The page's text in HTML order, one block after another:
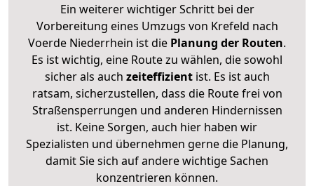
Ein weiterer wichtiger Schritt bei der
Vorbereitung eines Umzugs von Krefeld nach
Voerde Niederrhein ist die Planung der Routen.
Es ist wichtig, eine Route zu wählen, die sowohl
sicher als auch zeiteffizientist. Es ist auch
ratsam, sicherzustellen, dass die Route frei von
Straßensperrungen und anderen Hindernissen
ist. Keine Sorgen, auch hier haben wir
Spezialisten und übernehmen gerne die Planung,
damit Sie sich auf andere wichtige Sachen
konzentrieren können.